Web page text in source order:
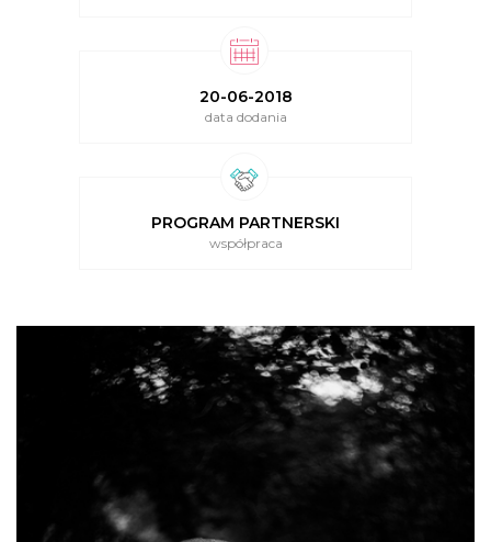
20-06-2018
data dodania
PROGRAM PARTNERSKI
współpraca